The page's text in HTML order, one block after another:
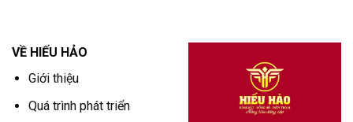
VỀ HIẾU HẢO
Giới thiệu
Quá trình phát triển